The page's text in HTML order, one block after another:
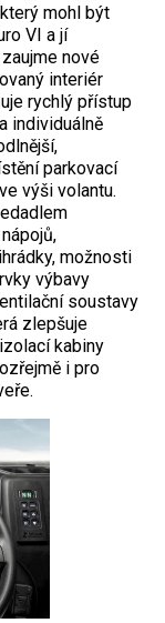
mohl být
VI a jí
nové
interiér
rychlý přístup
individuálně
parkovací
výši volantu.
možnosti
výbavy
soustavy
zlepšuje
kabiny
i pro